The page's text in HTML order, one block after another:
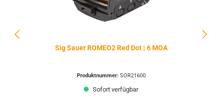
Sig Sauer ROMEO2 Red Dot | 6 MOA
Produktnummer: SOR21600
Sofort verfügbar